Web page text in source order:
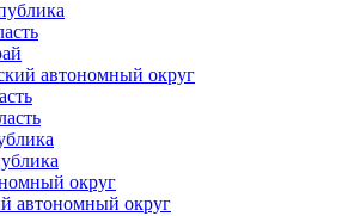
автономный округ
округ
автономный округ